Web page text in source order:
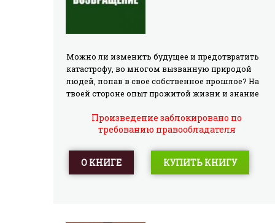
Можно ли изменить будущее и предотвратить
катастрофу, во многом вызванную природой
людей, попав в свое собственное прошлое? На
твоей стороне опыт прожитой жизни и знание
вмешательства и память о всех достижениях
человечества. Против будет множество самых
заманчиво на все махнуть рукой и
использовать свои знания для себя...
Произведение заблокировано по
требованию правообладателя
О КНИГЕ КУПИТЬ КНИГУ